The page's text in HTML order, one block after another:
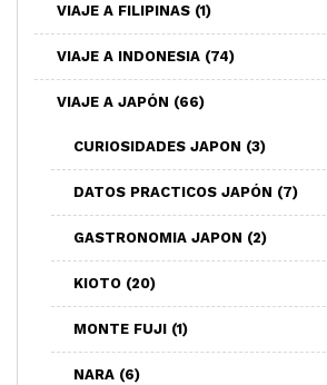
VIAJE A FILIPINAS (1)
VIAJE A INDONESIA (74)
VIAJE A JAPÓN (66)
CURIOSIDADES JAPON (3)
DATOS PRACTICOS JAPÓN (7)
GASTRONOMIA JAPON (2)
KIOTO (20)
MONTE FUJI (1)
NARA (6)